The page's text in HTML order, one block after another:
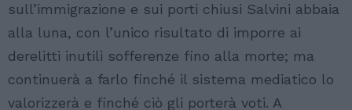
sull’immigrazione e sui porti chiusi Salvini abbaia
alla luna, con l’unico risultato di imporre ai
derelitti inutili sofferenze fino alla morte; ma
continuerà a farlo finché il sistema mediatico lo
valorizzerà e finché ciò gli porterà voti. A